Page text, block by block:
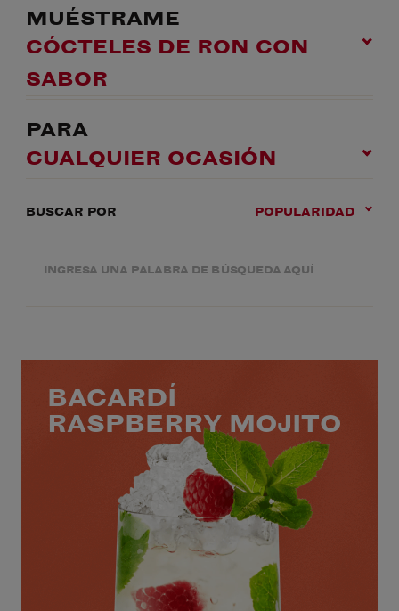
MUÉSTRAME
CÓCTELES DE RON CON
SABOR
PARA
CUALQUIER OCASIÓN
BUSCAR POR POPULARIDAD
BACARDÍ
RASPBERRY MOJITO